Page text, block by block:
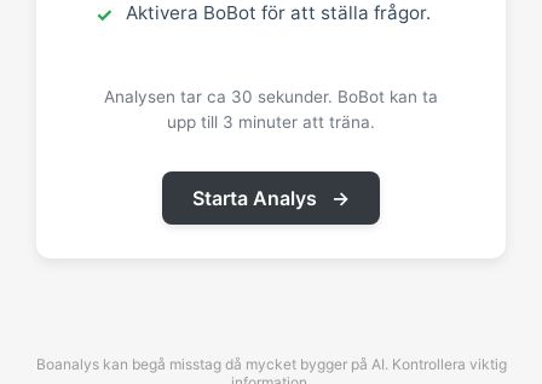
Aktivera BoBot för att ställa frågor.
Analysen tar ca 30 sekunder. BoBot kan ta
upp till 3 minuter att träna.
Starta Analys →
Boanalys kan begå misstag då mycket bygger på AI. Kontrollera viktig